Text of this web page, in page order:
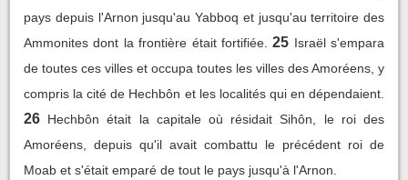
pays depuis l'Arnon jusqu'au Yabboq et jusqu'au territoire des
Ammonites dont la frontière était fortifiée. 25 Israël s'empara
de toutes ces villes et occupa toutes les villes des Amoréens, y
compris la cité de Hechbôn et les localités qui en dépendaient.
26 Hechbôn était la capitale où résidait Sihôn, le roi des
Amoréens, depuis qu'il avait combattu le précédent roi de
Moab et s'était emparé de tout le pays jusqu'à l'Arnon.